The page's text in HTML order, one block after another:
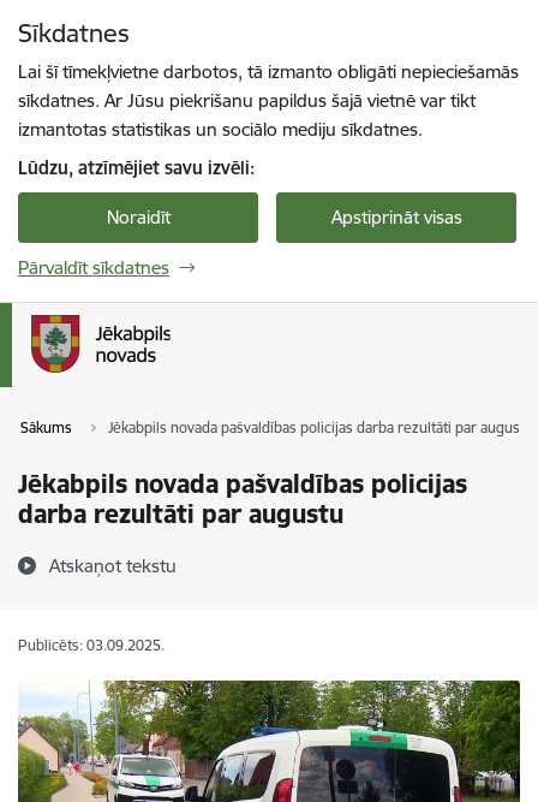
Sīkdatnes
Lai šī tīmekļvietne darbotos, tā izmanto obligāti nepieciešamās
sīkdatnes. Ar Jūsu piekrišanu papildus šajā vietnē var tikt
izmantotas statistikas un sociālo mediju sīkdatnes.
Lūdzu, atzīmējiet savu izvēli:
Noraidīt Apstiprināt visas
Pārvaldīt sīkdatnes
Sākums Jēkabpils novada pašvaldības policijas darba rezultāti par augustu
Jēkabpils novada pašvaldības policijas
darba rezultāti par augustu
Atskaņot tekstu
Publicēts: 03.09.2025.